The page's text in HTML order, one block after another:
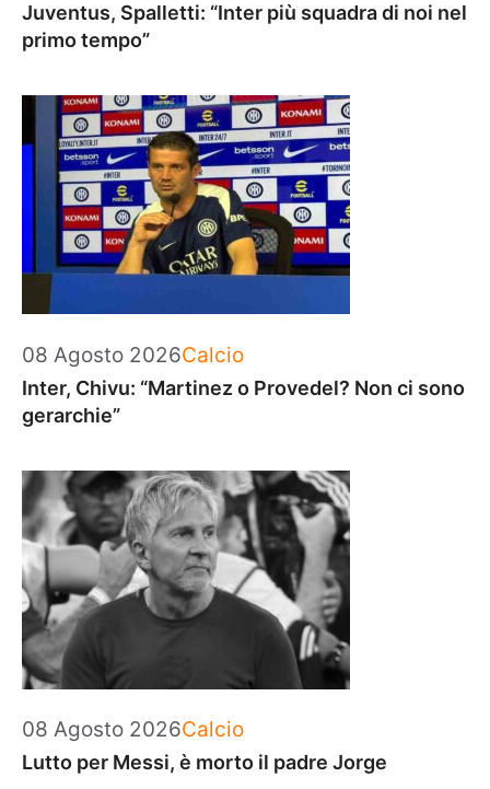
Juventus, Spalletti: “Inter più squadra di noi nel
primo tempo”
08 Agosto 2026Categorie
Calcio
Inter, Chivu: “Martinez o Provedel? Non ci sono
gerarchie”
08 Agosto 2026Categorie
Calcio
Lutto per Messi, è morto il padre Jorge